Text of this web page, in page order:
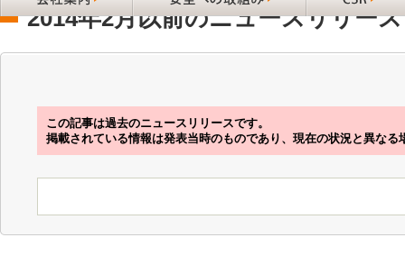
2014年2月以前のニュースリリース
この記事は過去のニュースリリースです。
掲載されている情報は発表当時のものであり、現在の状況と異なる